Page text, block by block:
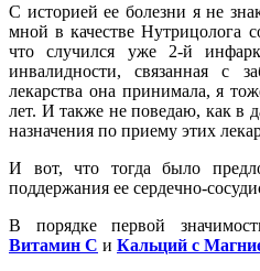
С историей ее болезни я не
мной в качестве Нутрицолога
что случился уже 2-й
инвалидности, связанная с
лекарства она принимала, я
лет. И также не поведаю, как в
назначения по приему этих
И вот, что тогда было
поддержания ее сердечно-
В порядке первой
Витамин С и Кальций с